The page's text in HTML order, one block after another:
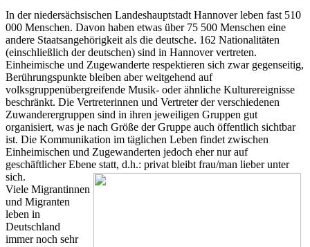
In der niedersächsischen Landeshauptstadt Hannover leben fast 510
000 Menschen. Davon haben etwas über 75 500 Menschen eine
andere Staatsangehörigkeit als die deutsche. 162 Nationalitäten
(einschließlich der deutschen) sind in Hannover vertreten.
Einheimische und Zugewanderte respektieren sich zwar gegenseitig,
Berührungspunkte bleiben aber weitgehend auf
volksgruppenübergreifende Musik- oder ähnliche Kulturereignisse
beschränkt. Die Vertreterinnen und Vertreter der verschiedenen
Zuwanderergruppen sind in ihren jeweiligen Gruppen gut
organisiert, was je nach Größe der Gruppe auch öffentlich sichtbar
ist. Die Kommunikation im täglichen Leben findet zwischen
Einheimischen und Zugewanderten jedoch eher nur auf
geschäftlicher Ebene statt, d.h.: privat bleibt frau/man lieber unter
sich.
Viele Migrantinnen
und Migranten
leben in
Deutschland
immer noch sehr